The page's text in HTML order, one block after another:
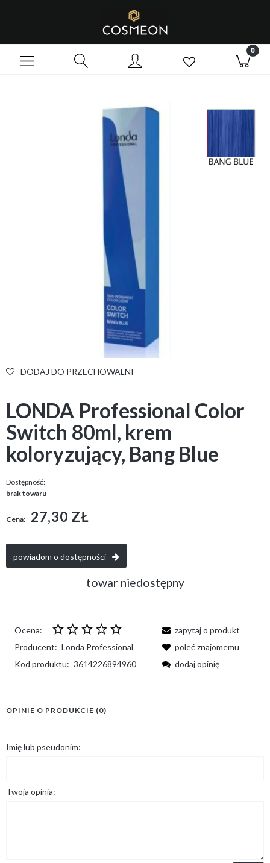
DODAJ DO PRZECHOWALNI
LONDA Professional Color
Switch 80ml, krem
koloryzujący, Bang Blue
Dostępność:
brak towaru
Cena: 27,30 ZŁ
powiadom o dostępności
towar niedostępny
Ocena:
Producent: Londa Professional
Kod produktu: 3614226894960
zapytaj o produkt
poleć znajomemu
dodaj opinię
OPINIE O PRODUKCIE (0)
Imię lub pseudonim:
Twoja opinia: